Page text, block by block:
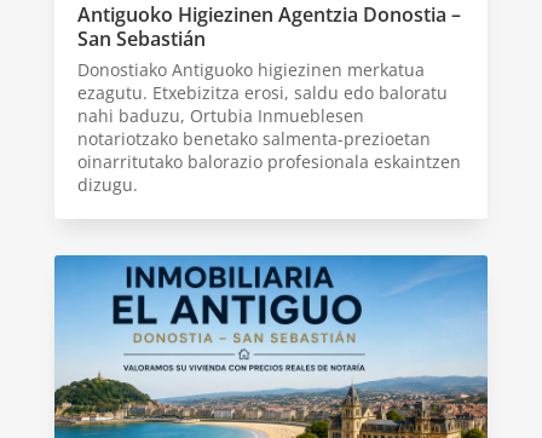
Antiguoko Higiezinen Agentzia Donostia –
San Sebastián
Donostiako Antiguoko higiezinen merkatua
ezagutu. Etxebizitza erosi, saldu edo baloratu
nahi baduzu, Ortubia Inmueblesen
notariotzako benetako salmenta-prezioetan
oinarritutako balorazio profesionala eskaintzen
dizugu.